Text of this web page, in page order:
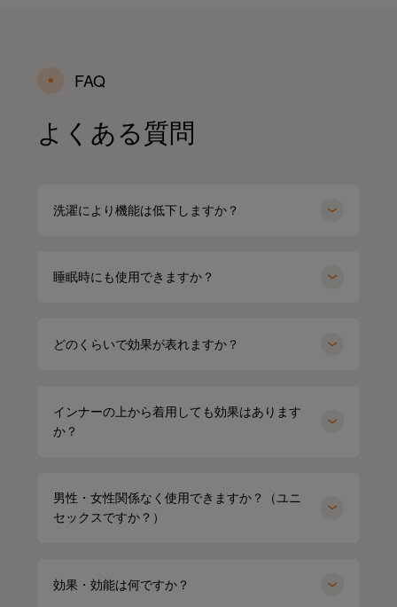
FAQ
よくある質問
洗濯により機能は低下しますか？
睡眠時にも使用できますか？
どのくらいで効果が表れますか？
インナーの上から着用しても効果はあります
か？
男性・女性関係なく使用できますか？（ユニ
セックスですか？）
効果・効能は何ですか？